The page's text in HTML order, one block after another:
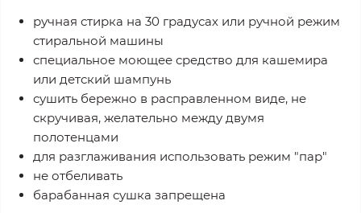
ручная стирка на 30 градусах или ручной режим
стиральной машины
специальное моющее средство для кашемира
или детский шампунь
сушить бережно в расправленном виде, не
скручивая, желательно между двумя
полотенцами
для разглаживания использовать режим "пар"
не отбеливать
барабанная сушка запрещена